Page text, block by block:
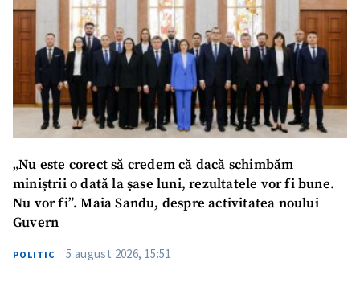
„Nu este corect să credem că dacă schimbăm
miniștrii o dată la șase luni, rezultatele vor fi bune.
Nu vor fi”. Maia Sandu, despre activitatea noului
Guvern
POLITIC 5 august 2026, 15:51